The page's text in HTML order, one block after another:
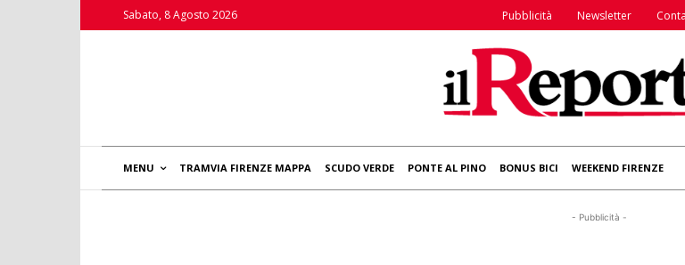
Sabato, 8 Agosto 2026 Pubblicità Newsletter
MENU TRAMVIA FIRENZE MAPPA SCUDO VERDE PONTE AL PINO BONUS BICI WEEKEND FIRENZE
- Pubblicità -